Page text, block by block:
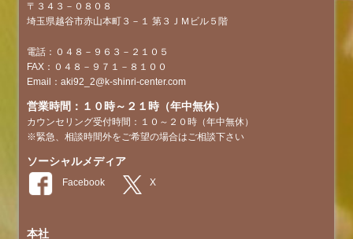
〒３４３－０８０８
埼玉県越谷市赤山本町３－１ 第３ＪＭビル５階
電話：０４８－９６３－２１０５
FAX：０４８－９７１－８１００
Email：aki92_2@k-shinri-center.com
営業時間：１０時～２１時（年中無休）
カウンセリング受付時間：１０～２０時（年中無休）
※緊急、相談時間外をご希望の場合はご相談下さい
ソーシャルメディア
本社